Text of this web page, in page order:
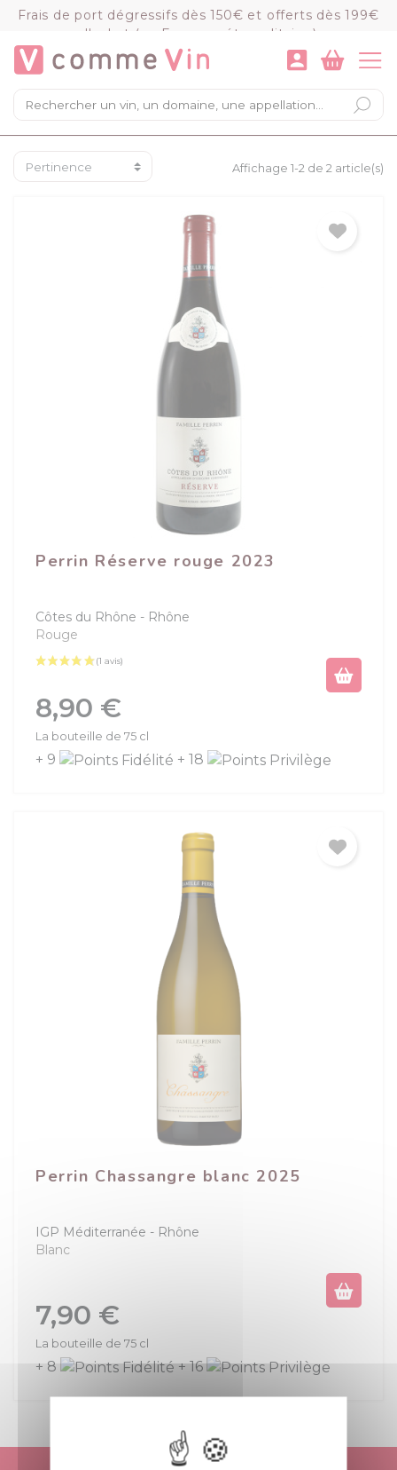
Frais de port dégressifs dès 150€ et offerts dès 199€
d'achat (en France métropolitaine)
×
Mon panier
Chargement du panier...
VOIR LE PANIER COMMANDER
Affichage 1-2 de 2 article(s)
Perrin Réserve rouge 2023
Côtes du Rhône
Rhône
Rouge
(1 avis)
Prix
8,90 €
La bouteille de 75 cl
+ 9 + 18
Perrin Chassangre blanc 2025
IGP Méditerranée
Rhône
Blanc
Prix
7,90 €
La bouteille de 75 cl
+ 8 + 16
Panneau de gestion des cookies